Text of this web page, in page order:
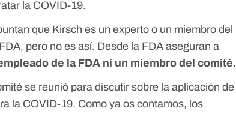
la COVID-19.
que Kirsch es un experto o un miembro del
pero no es así. Desde la FDA aseguran a
de la FDA ni un miembro del comité.
se reunió para discutir sobre la aplicación de
la COVID-19. Como ya os contamos, los